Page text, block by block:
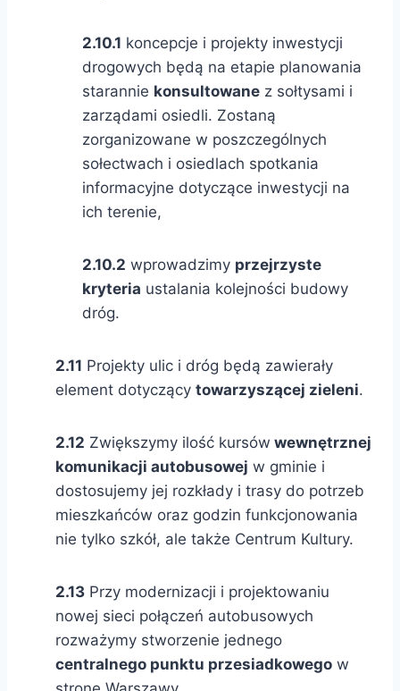
2.10.1 koncepcje i projekty inwestycji
drogowych będą na etapie planowania
starannie konsultowane z sołtysami i
zarządami osiedli. Zostaną
zorganizowane w poszczególnych
sołectwach i osiedlach spotkania
informacyjne dotyczące inwestycji na
ich terenie,
2.10.2 wprowadzimy przejrzyste
kryteria ustalania kolejności budowy
dróg.
2.11 Projekty ulic i dróg będą zawierały
element dotyczący towarzyszącej zieleni.
2.12 Zwiększymy ilość kursów wewnętrznej
komunikacji autobusowej w gminie i
dostosujemy jej rozkłady i trasy do potrzeb
mieszkańców oraz godzin funkcjonowania
nie tylko szkół, ale także Centrum Kultury.
2.13 Przy modernizacji i projektowaniu
nowej sieci połączeń autobusowych
rozważymy stworzenie jednego
centralnego punktu przesiadkowego w